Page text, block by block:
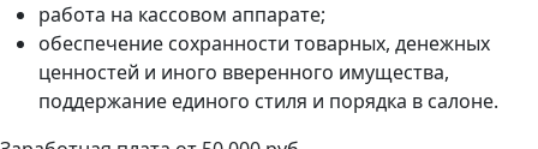
работа на кассовом аппарате;
обеспечение сохранности товарных, денежных
ценностей и иного вверенного имущества,
поддержание единого стиля и порядка в салоне.